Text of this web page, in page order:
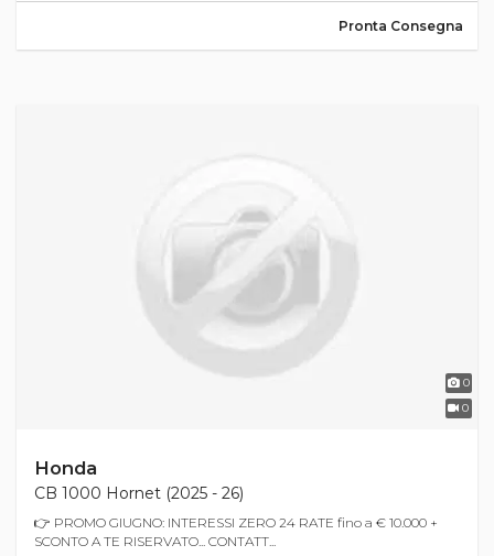
Pronta Consegna
0
0
Honda
CB 1000 Hornet (2025 - 26)
👉 PROMO GIUGNO: INTERESSI ZERO 24 RATE fino a € 10.000 +
SCONTO A TE RISERVATO... CONTATT...